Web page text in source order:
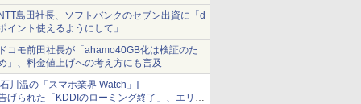
島田社長、ソフトバンクのセブン出資に「d
イント使えるようにして」
コモ前田社長が「ahamo40GB化は検証のた
」、料金値上げへの考え方にも言及
川温の「スマホ業界 Watch」]
げられた「KDDIのローミング終了」、エリア